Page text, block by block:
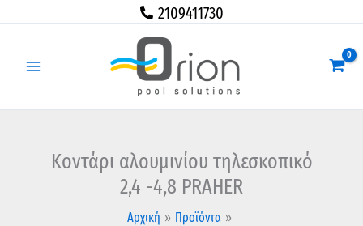
2109411730
Κοντάρι αλουμινίου τηλεσκοπικό
2,4 -4,8 PRAHER
Αρχική
Προϊόντα
2,4
PRAHER